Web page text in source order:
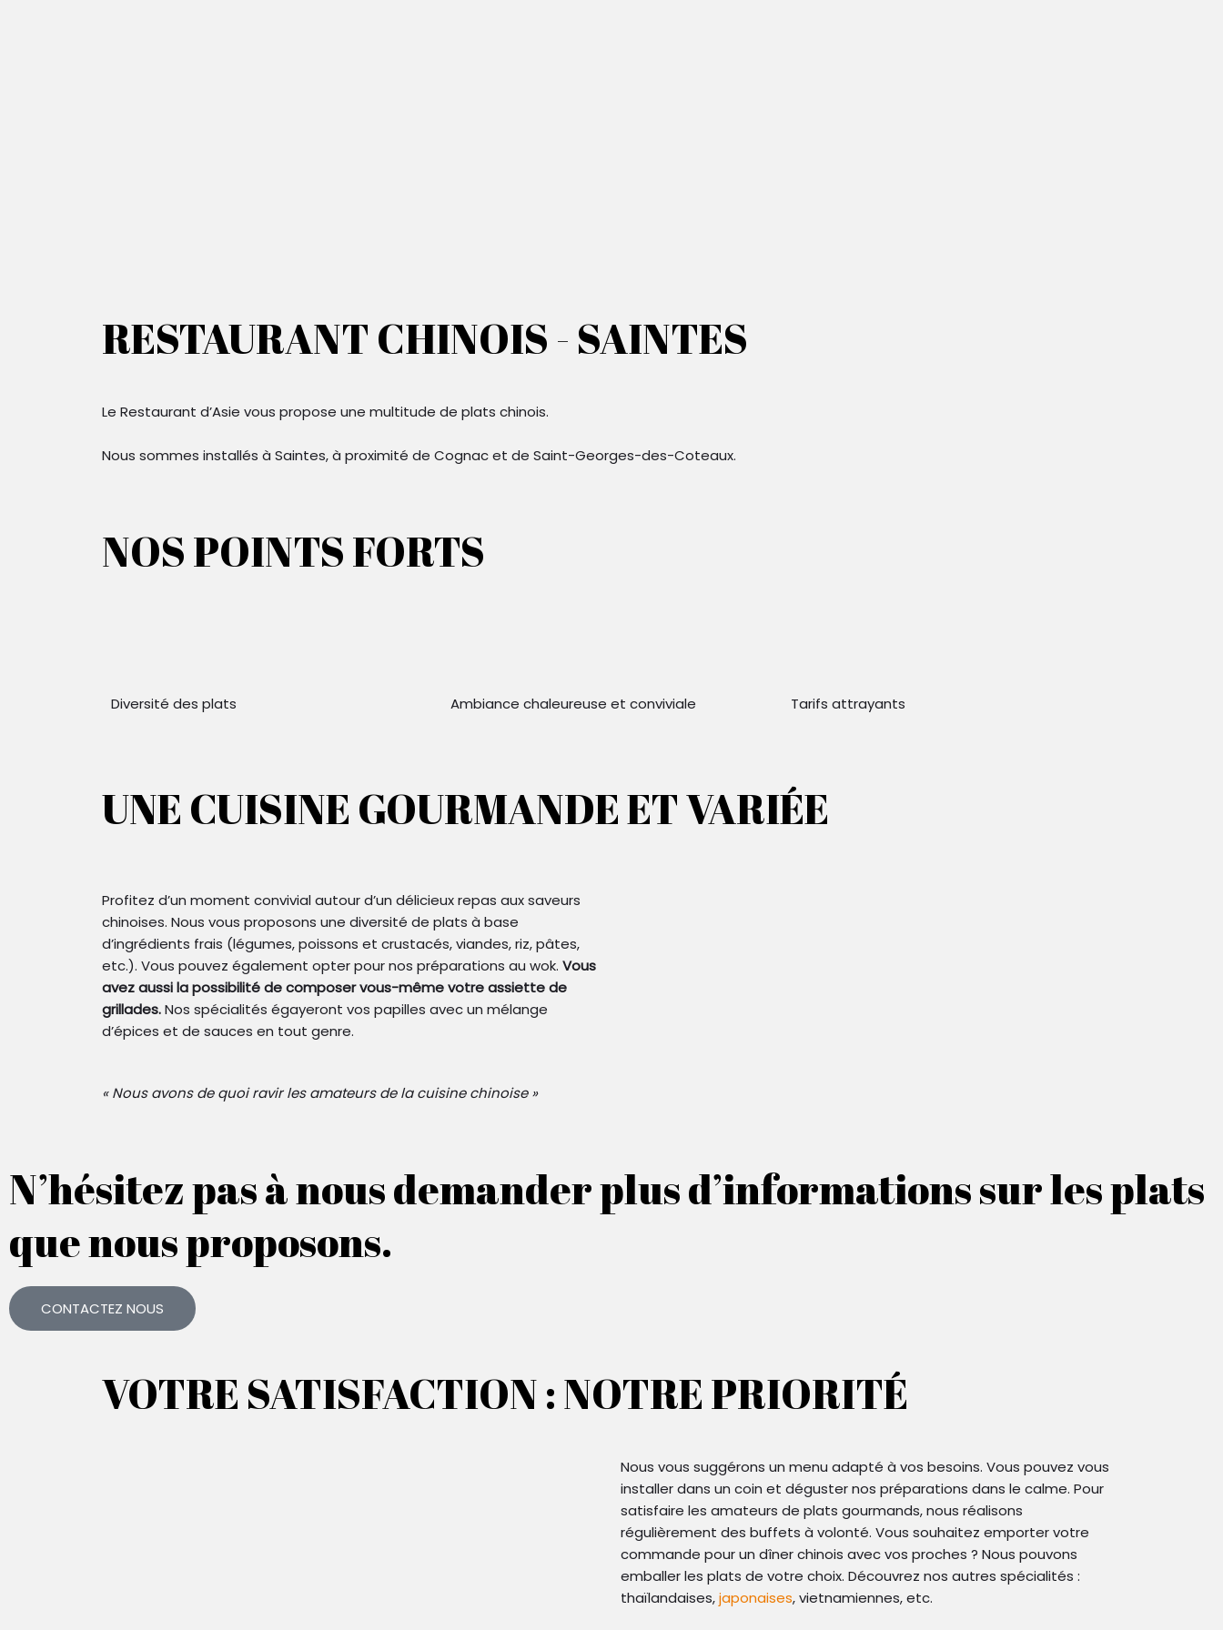
RESTAURANT CHINOIS - SAINTES
Le Restaurant d’Asie vous propose une multitude de plats chinois.
Nous sommes installés à Saintes, à proximité de Cognac et de Saint-Georges-des-Coteaux.
NOS POINTS FORTS
Diversité des plats Ambiance chaleureuse et conviviale Tarifs attrayants
UNE CUISINE GOURMANDE ET VARIÉE
Profitez d’un moment convivial autour d’un délicieux repas aux saveurs
chinoises. Nous vous proposons une diversité de plats à base
d’ingrédients frais (légumes, poissons et crustacés, viandes, riz, pâtes,
etc.). Vous pouvez également opter pour nos préparations au wok. Vous
avez aussi la possibilité de composer vous-même votre assiette de
grillades.Nos spécialités égayeront vos papilles avec un mélange
d’épices et de sauces en tout genre.
« Nous avons de quoi ravir les amateurs de la cuisine chinoise »
N’hésitez pas à nous demander plus d’informations sur les plats
que nous proposons.
CONTACTEZ NOUS
VOTRE SATISFACTION : NOTRE PRIORITÉ
Nous vous suggérons un menu adapté à vos besoins. Vous pouvez vous
installer dans un coin et déguster nos préparations dans le calme. Pour
satisfaire les amateurs de plats gourmands, nous réalisons
régulièrement des buffets à volonté. Vous souhaitez emporter votre
commande pour un dîner chinois avec vos proches ? Nous pouvons
emballer les plats de votre choix. Découvrez nos autres spécialités :
thaïlandaises,japonaises, vietnamiennes, etc.